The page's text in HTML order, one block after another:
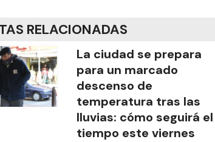
RELACIONADAS
La ciudad se prepara
para un marcado
descenso de
temperatura tras las
lluvias: cómo seguirá el
tiempo este viernes